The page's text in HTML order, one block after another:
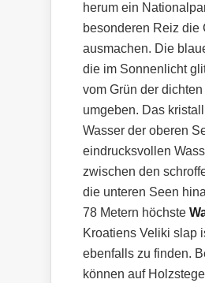
herum ein
besonderen Reiz die
ausmachen. Die
die im Sonnenlicht
vom Grün der
umgeben. Das
Wasser der oberen
eindrucksvollen
zwischen den
die unteren Seen
78 Metern höchste
Kroatiens Veliki slap
ebenfalls zu finden.
können auf